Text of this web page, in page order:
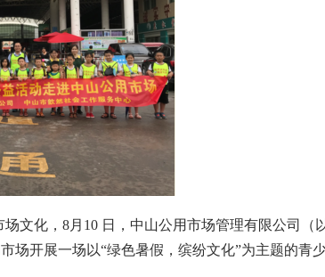
化，8月10 日，中山公用市场管理有限公司（
场开展一场以“绿色暑假，缤纷文化”为主题的青